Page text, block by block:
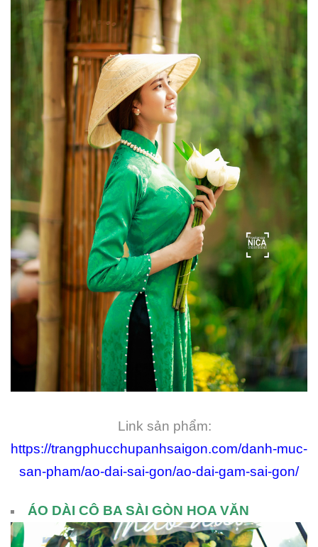
Link sản phẩm:
https://trangphucchupanhsaigon.com/danh-muc-
san-pham/ao-dai-sai-gon/ao-dai-gam-sai-gon/
ÁO DÀI CÔ BA SÀI GÒN HOA VĂN